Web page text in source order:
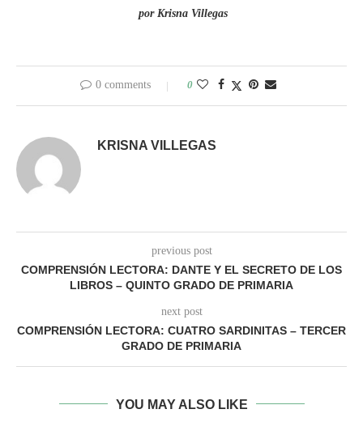
por Krisna Villegas
0 comments 0
KRISNA VILLEGAS
previous post
COMPRENSIÓN LECTORA: DANTE Y EL SECRETO DE LOS
LIBROS – QUINTO GRADO DE PRIMARIA
next post
COMPRENSIÓN LECTORA: CUATRO SARDINITAS – TERCER
GRADO DE PRIMARIA
YOU MAY ALSO LIKE